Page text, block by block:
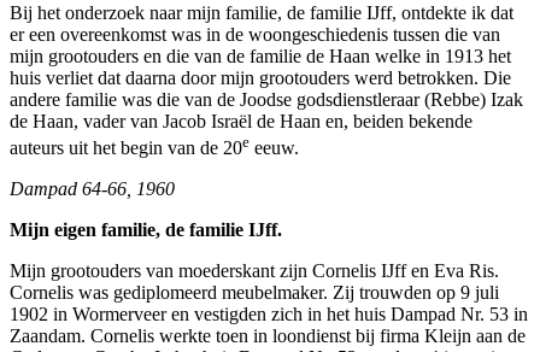
Bij het onderzoek naar mijn familie, de familie IJff, ontdekte ik dat
er een overeenkomst was in de woongeschiedenis tussen die van
mijn grootouders en die van de familie de Haan welke in 1913 het
huis verliet dat daarna door mijn grootouders werd betrokken. Die
andere familie was die van de Joodse godsdienstleraar (Rebbe) Izak
de Haan, vader van Jacob Israël de Haan en, beiden bekende
auteurs uit het begin van de 20e eeuw.
Dampad 64-66, 1960
Mijn eigen familie, de familie IJff.
Mijn grootouders van moederskant zijn Cornelis IJff en Eva Ris.
Cornelis was gediplomeerd meubelmaker. Zij trouwden op 9 juli
1902 in Wormerveer en vestigden zich in het huis Dampad Nr. 53 in
Zaandam. Cornelis werkte toen in loondienst bij firma Kleijn aan de